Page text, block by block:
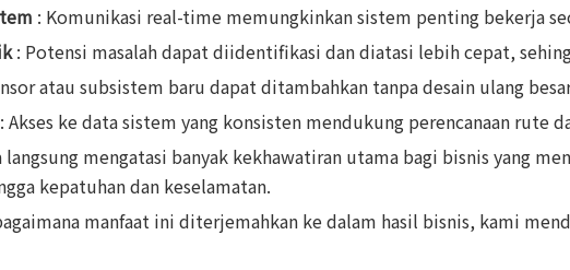
: Komunikasi real-time memungkinkan sistem penting bekerja
: Potensi masalah dapat diidentifikasi dan diatasi lebih cepat,
atau subsistem baru dapat ditambahkan tanpa desain ulang
: Akses ke data sistem yang konsisten mendukung perencanaan rute
langsung mengatasi banyak kekhawatiran utama bagi bisnis yang
kepatuhan dan keselamatan.
manfaat ini diterjemahkan ke dalam hasil bisnis, kami